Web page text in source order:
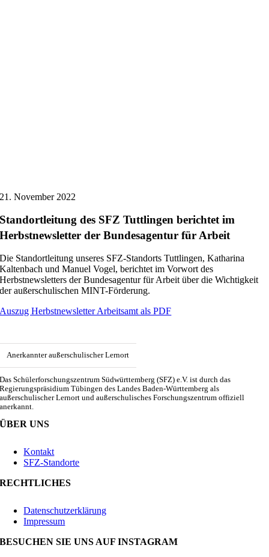
21. November 2022
Standortleitung des SFZ Tuttlingen berichtet im
Herbstnewsletter der Bundesagentur für Arbeit
Die Standortleitung unseres SFZ-Standorts Tuttlingen, Katharina
Kaltenbach und Manuel Vogel, berichtet im Vorwort des
Herbstnewsletters der Bundesagentur für Arbeit über die Wichtigkeit
der außerschulischen MINT-Förderung.
Auszug Herbstnewsletter Arbeitsamt als PDF
Anerkannter außerschulischer Lernort
Das Schülerforschungszentrum Südwürttemberg (SFZ) e.V. ist durch das
Regierungspräsidium Tübingen des Landes Baden-Württemberg als
außerschulischer Lernort und außerschulisches Forschungszentrum offiziell
anerkannt.
ÜBER UNS
Kontakt
SFZ-Standorte
RECHTLICHES
Datenschutzerklärung
Impressum
BESUCHEN SIE UNS AUF INSTAGRAM